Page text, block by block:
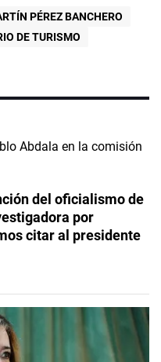
PÉREZ BANCHERO
DE TURISMO
del oficialismo de
por
citar al presidente